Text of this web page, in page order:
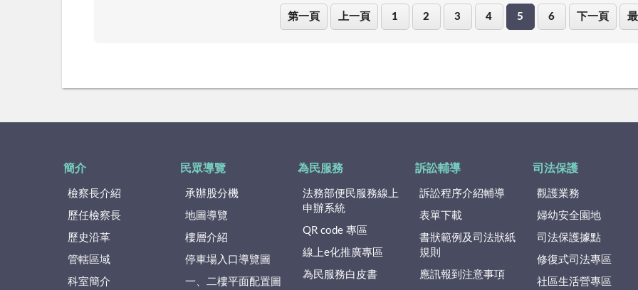
第一頁 上一頁 1 2 3 4 5 6 下一頁
簡介
檢察長介紹
歷任檢察長
歷史沿革
管轄區域
科室簡介
民眾導覽
承辦股分機
地圖導覽
樓層介紹
停車場入口導覽圖
一、二樓平面配置圖
為民服務
法務部便民服務線上
申辦系統
QR code 專區
線上e化推廣專區
為民服務白皮書
訴訟輔導
訴訟程序介紹輔導
表單下載
書狀範例及司法狀紙
規則
應訊報到注意事項
司法保護
觀護業務
婦幼安全園地
司法保護據點
修復式司法專區
社區生活營專區